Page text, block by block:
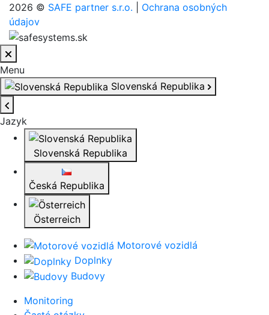
2026 © SAFE partner s.r.o.
Ochrana osobných
údajov
Menu
Slovenská Republika
Jazyk
Slovenská Republika
Česká Republika
Österreich
Motorové vozidlá
Doplnky
Budovy
Monitoring